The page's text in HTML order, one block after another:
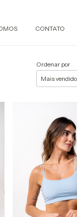
CONTATO
Ordenar por